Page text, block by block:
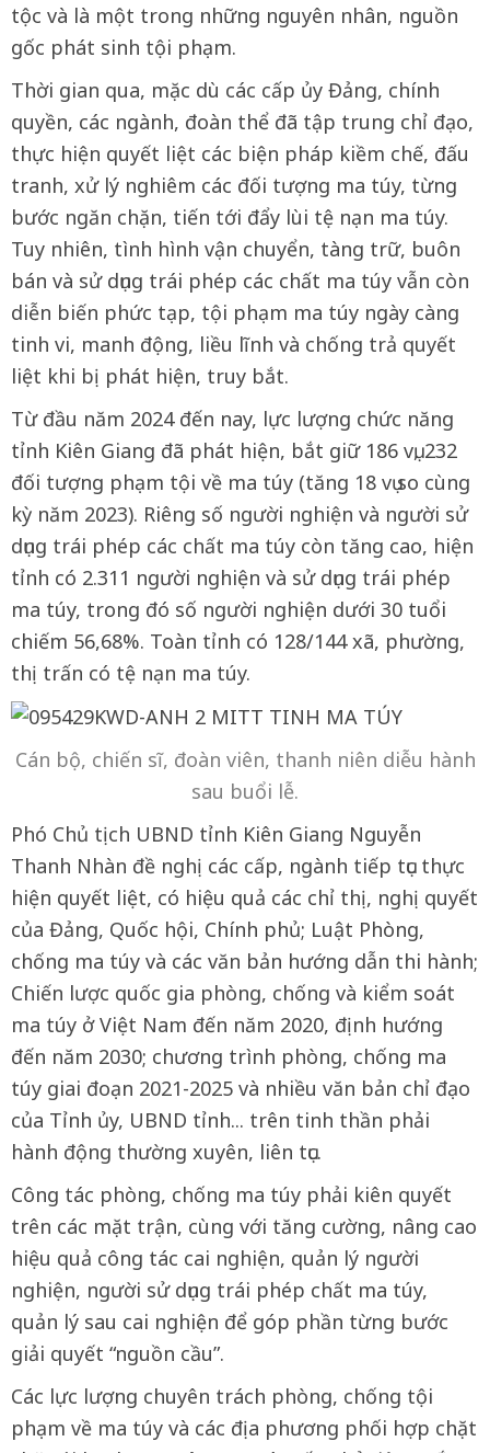
tộc và là một trong những nguyên nhân, nguồn
gốc phát sinh tội phạm.
Thời gian qua, mặc dù các cấp ủy Đảng, chính
quyền, các ngành, đoàn thể đã tập trung chỉ đạo,
thực hiện quyết liệt các biện pháp kiềm chế, đấu
tranh, xử lý nghiêm các đối tượng ma túy, từng
bước ngăn chặn, tiến tới đẩy lùi tệ nạn ma túy.
Tuy nhiên, tình hình vận chuyển, tàng trữ, buôn
bán và sử dụng trái phép các chất ma túy vẫn còn
diễn biến phức tạp, tội phạm ma túy ngày càng
tinh vi, manh động, liều lĩnh và chống trả quyết
liệt khi bị phát hiện, truy bắt.
Từ đầu năm 2024 đến nay, lực lượng chức năng
tỉnh Kiên Giang đã phát hiện, bắt giữ 186 vụ, 232
đối tượng phạm tội về ma túy (tăng 18 vụ so cùng
kỳ năm 2023). Riêng số người nghiện và người sử
dụng trái phép các chất ma túy còn tăng cao, hiện
tỉnh có 2.311 người nghiện và sử dụng trái phép
ma túy, trong đó số người nghiện dưới 30 tuổi
chiếm 56,68%. Toàn tỉnh có 128/144 xã, phường,
thị trấn có tệ nạn ma túy.
Cán bộ, chiến sĩ, đoàn viên, thanh niên diễu hành
sau buổi lễ.
Phó Chủ tịch UBND tỉnh Kiên Giang Nguyễn
Thanh Nhàn đề nghị các cấp, ngành tiếp tục thực
hiện quyết liệt, có hiệu quả các chỉ thị, nghị quyết
của Đảng, Quốc hội, Chính phủ; Luật Phòng,
chống ma túy và các văn bản hướng dẫn thi hành;
Chiến lược quốc gia phòng, chống và kiểm soát
ma túy ở Việt Nam đến năm 2020, định hướng
đến năm 2030; chương trình phòng, chống ma
túy giai đoạn 2021-2025 và nhiều văn bản chỉ đạo
của Tỉnh ủy, UBND tỉnh... trên tinh thần phải
hành động thường xuyên, liên tục.
Công tác phòng, chống ma túy phải kiên quyết
trên các mặt trận, cùng với tăng cường, nâng cao
hiệu quả công tác cai nghiện, quản lý người
nghiện, người sử dụng trái phép chất ma túy,
quản lý sau cai nghiện để góp phần từng bước
giải quyết “nguồn cầu”.
Các lực lượng chuyên trách phòng, chống tội
phạm về ma túy và các địa phương phối hợp chặt